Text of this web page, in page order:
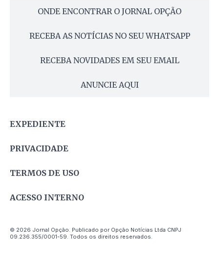
ONDE ENCONTRAR O JORNAL OPÇÃO
RECEBA AS NOTÍCIAS NO SEU WHATSAPP
RECEBA NOVIDADES EM SEU EMAIL
ANUNCIE AQUI
EXPEDIENTE
PRIVACIDADE
TERMOS DE USO
ACESSO INTERNO
© 2026 Jornal Opção. Publicado por Opção Notícias Ltda CNPJ
09.236.355/0001-59. Todos os direitos reservados.